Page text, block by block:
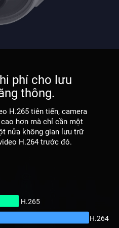
phí cho lưu
thông.
H.265 tiên tiến, camera
hơn mà chỉ cần một
nửa không gian lưu trữ
H.264 trước đó.
H.265
H.264